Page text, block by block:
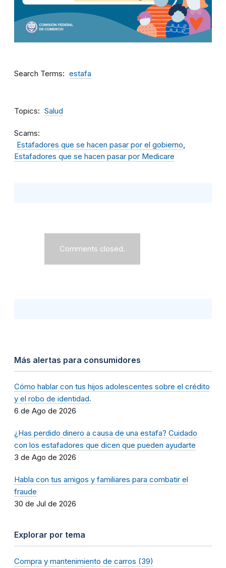
Search Terms estafa
Topics Salud
Scams
Estafadores que se hacen pasar por el gobierno
Estafadores que se hacen pasar por Medicare
Comments closed.
Más alertas para consumidores
Cómo hablar con tus hijos adolescentes sobre el crédito
y el robo de identidad.
6 de Ago de 2026
¿Has perdido dinero a causa de una estafa? Cuidado
con los estafadores que dicen que pueden ayudarte
3 de Ago de 2026
Habla con tus amigos y familiares para combatir el
fraude
30 de Jul de 2026
Explorar por tema
Compra y mantenimiento de carros (39)